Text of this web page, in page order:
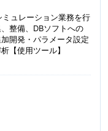
ュレーション業務を行
整備、DBソフトへの
開発・パラメータ設定
【使用ツール】